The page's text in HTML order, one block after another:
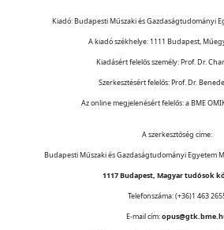
Kiadó: Budapesti Műszaki és Gazdaságtudományi
A kiadó székhelye: 1111 Budapest,
Kiadásért felelős személy: Prof. Dr.
Szerkesztésért felelős: Prof. Dr.
Az online megjelenésért felelős: a BME
A szerkesztőség címe:
Budapesti Műszaki és Gazdaságtudományi Egyetem
1117 Budapest, Magyar tudósok
Telefonszáma: (+36)1 463
E-mail cím: